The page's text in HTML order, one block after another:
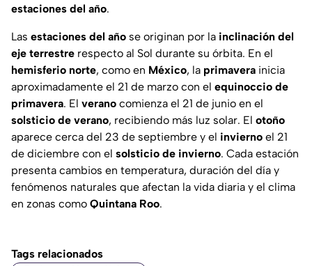
estaciones del año.
Las estaciones del año se originan por la inclinación del
eje terrestre respecto al Sol durante su órbita. En el
hemisferio norte, como en México, la primavera inicia
aproximadamente el 21 de marzo con el equinoccio de
primavera. El verano comienza el 21 de junio en el
solsticio de verano, recibiendo más luz solar. El otoño
aparece cerca del 23 de septiembre y el invierno el 21
de diciembre con el solsticio de invierno. Cada estación
presenta cambios en temperatura, duración del día y
fenómenos naturales que afectan la vida diaria y el clima
en zonas como Quintana Roo.
Tags relacionados